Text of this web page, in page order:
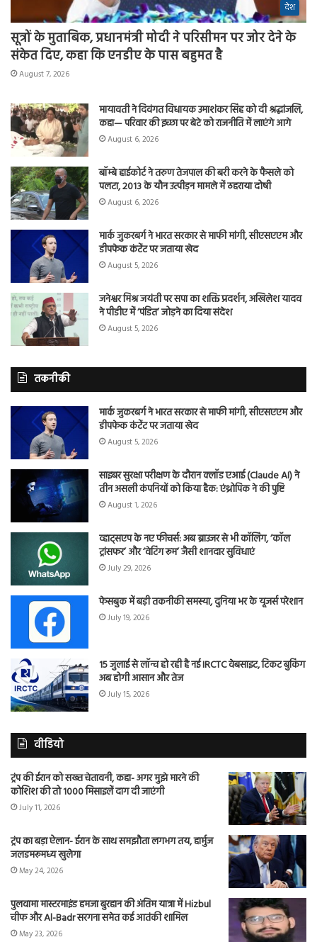
देश
सूत्रों के मुताबिक, प्रधानमंत्री मोदी ने परिसीमन पर जोर देने के
संकेत दिए, कहा कि एनडीए के पास बहुमत है
August 7, 2026
मायावती ने दिवंगत विधायक उमाशंकर सिंह को दी श्रद्धांजलि,
कहा— परिवार की इच्छा पर बेटे को राजनीति में लाएंगे आगे
August 6, 2026
बॉम्बे हाईकोर्ट ने तरुण तेजपाल की बरी करने के फैसले को
पलटा, 2013 के यौन उत्पीड़न मामले में ठहराया दोषी
August 6, 2026
मार्क जुकरबर्ग ने भारत सरकार से माफी मांगी, सीएसएएम और
डीपफेक कंटेंट पर जताया खेद
August 5, 2026
जनेश्वर मिश्र जयंती पर सपा का शक्ति प्रदर्शन, अखिलेश यादव
ने पीडीए में ‘पंडित’ जोड़ने का दिया संदेश
August 5, 2026
तकनीकी
मार्क जुकरबर्ग ने भारत सरकार से माफी मांगी, सीएसएएम और
डीपफेक कंटेंट पर जताया खेद
August 5, 2026
साइबर सुरक्षा परीक्षण के दौरान क्लॉड एआई (Claude AI) ने
तीन असली कंपनियों को किया हैक: एंथ्रोपिक ने की पुष्टि
August 1, 2026
व्हाट्सएप के नए फीचर्स: अब ब्राउजर से भी कॉलिंग, ‘कॉल
ट्रांसफर’ और ‘वेटिंग रूम’ जैसी शानदार सुविधाएं
July 29, 2026
फेसबुक में बड़ी तकनीकी समस्या, दुनिया भर के यूजर्स परेशान
July 19, 2026
15 जुलाई से लॉन्च हो रही है नई IRCTC वेबसाइट, टिकट बुकिंग
अब होगी आसान और तेज
July 15, 2026
वीडियो
ट्रंप की ईरान को सख्त चेतावनी, कहा- अगर मुझे मारने की
कोशिश की तो 1000 मिसाइलें दाग दी जाएंगी
July 11, 2026
ट्रंप का बड़ा ऐलान- ईरान के साथ समझौता लगभग तय, हार्मुज
जलडमरूमध्य खुलेगा
May 24, 2026
पुलवामा मास्टरमाइंड हमजा बुरहान की अंतिम यात्रा में Hizbul
चीफ और Al-Badr सरगना समेत कई आतंकी शामिल
May 23, 2026